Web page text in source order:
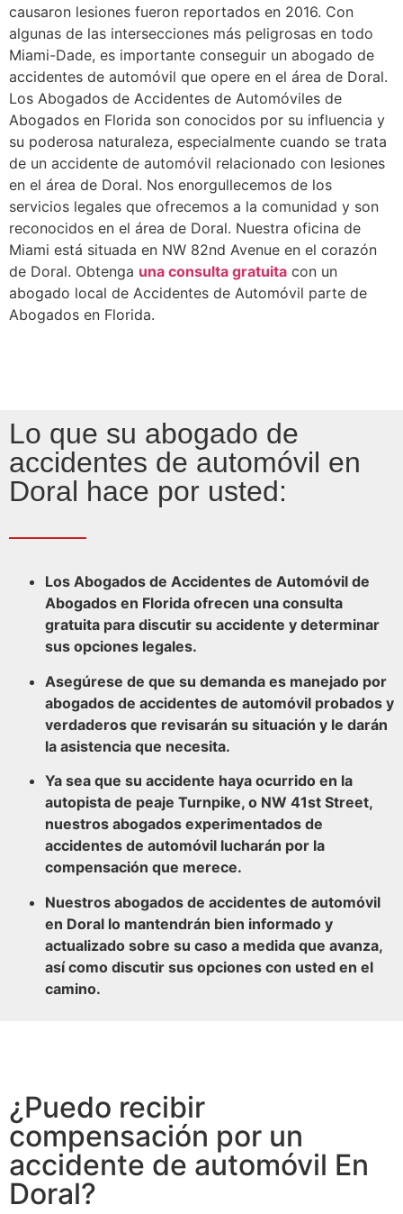
causaron lesiones fueron reportados en 2016. Con
algunas de las intersecciones más peligrosas en todo
Miami-Dade, es importante conseguir un abogado de
accidentes de automóvil que opere en el área de Doral.
Los Abogados de Accidentes de Automóviles de
Abogados en Florida son conocidos por su influencia y
su poderosa naturaleza, especialmente cuando se trata
de un accidente de automóvil relacionado con lesiones
en el área de Doral. Nos enorgullecemos de los
servicios legales que ofrecemos a la comunidad y son
reconocidos en el área de Doral. Nuestra oficina de
Miami está situada en NW 82nd Avenue en el corazón
de Doral. Obtenga una consulta gratuita con un
abogado local de Accidentes de Automóvil parte de
Abogados en Florida.
Lo que su abogado de
accidentes de automóvil en
Doral hace por usted:
Los Abogados de Accidentes de Automóvil de
Abogados en Florida ofrecen una consulta
gratuita para discutir su accidente y determinar
sus opciones legales.
Asegúrese de que su demanda es manejado por
abogados de accidentes de automóvil probados y
verdaderos que revisarán su situación y le darán
la asistencia que necesita.
Ya sea que su accidente haya ocurrido en la
autopista de peaje Turnpike, o NW 41st Street,
nuestros abogados experimentados de
accidentes de automóvil lucharán por la
compensación que merece.
Nuestros abogados de accidentes de automóvil
en Doral lo mantendrán bien informado y
actualizado sobre su caso a medida que avanza,
así como discutir sus opciones con usted en el
camino.
¿Puedo recibir
compensación por un
accidente de automóvil En
Doral?